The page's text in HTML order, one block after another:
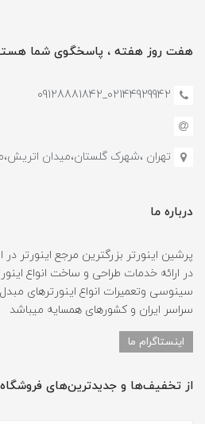
هفت روز هفته ، پاسخگوی شما
02144929942_09128881842
تهران ،شهرک گلستان،میدان
درباره ما
در ارائه خدمات طراحی و ساخت انواع
سینوسی وتعمیرات انواع اینورترهای
سراسر ایران و کشورهای همسایه میباشد
اینستاگرام ما
از تخفیف‌ها و جدیدترین‌های فروشگاه